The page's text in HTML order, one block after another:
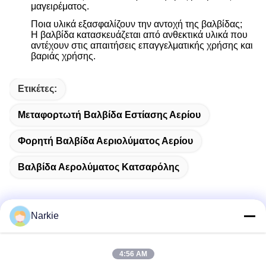
μαγειρέματος.
Ποια υλικά εξασφαλίζουν την αντοχή της βαλβίδας;
Η βαλβίδα κατασκευάζεται από ανθεκτικά υλικά που
αντέχουν στις απαιτήσεις επαγγελματικής χρήσης και
βαριάς χρήσης.
Ετικέτες:
Μεταφορτωτή Βαλβίδα Εστίασης Αερίου
Φορητή Βαλβίδα Αεριολύματος Αερίου
Βαλβίδα Αερολύματος Κατσαρόλης
Narkie
4:56 AM